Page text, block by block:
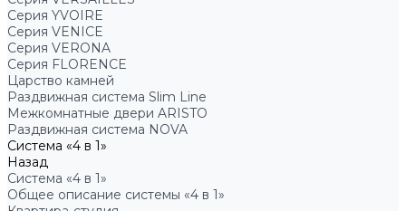
Серия YVOIRE
Серия VENICE
Серия VERONA
Серия FLORENCE
Царство камней
Раздвижная система Slim Line
Межкомнатные двери ARISTO
Раздвижная система NOVA
Система «4 в 1»
Назад
Система «4 в 1»
Общее описание системы «4 в 1»